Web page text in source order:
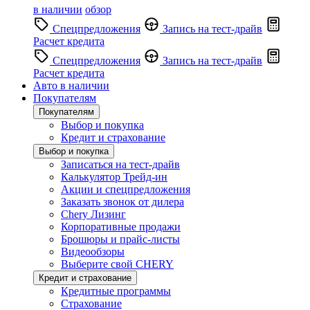
в наличии обзор
Спецпредложения
Запись на тест-драйв
Расчет кредита
Спецпредложения
Запись на тест-драйв
Расчет кредита
Авто в наличии
Покупателям
Покупателям
Выбор и покупка
Кредит и страхование
Выбор и покупка
Записаться на тест-драйв
Калькулятор Трейд-ин
Акции и спецпредложения
Заказать звонок от дилера
Chery Лизинг
Корпоративные продажи
Брошюры и прайс-листы
Видеообзоры
Выберите свой CHERY
Кредит и страхование
Кредитные программы
Страхование